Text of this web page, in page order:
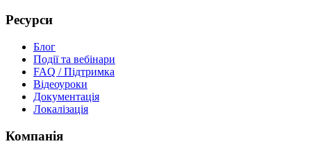
Ресурси
Блог
Події та вебінари
FAQ / Підтримка
Відеоуроки
Документація
Локалізація
Компанія